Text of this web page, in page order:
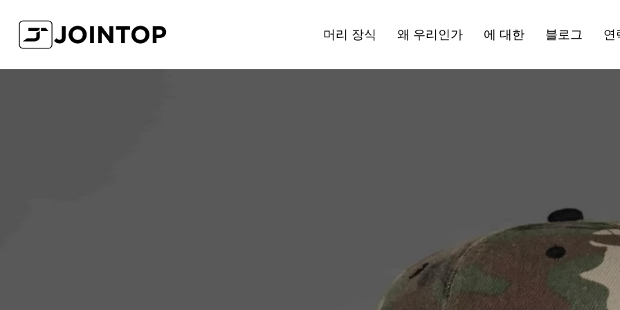
머리 장식 왜 우리인가 에 대한 블로그 연